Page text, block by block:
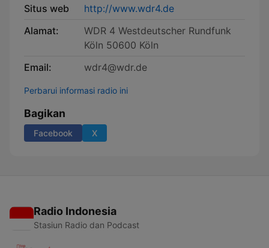
Situs web
http://www.wdr4.de
Alamat:
WDR 4 Westdeutscher Rundfunk
Köln 50600 Köln
Email:
wdr4@wdr.de
Perbarui informasi radio ini
Bagikan
Facebook X
Radio Indonesia
Stasiun Radio dan Podcast